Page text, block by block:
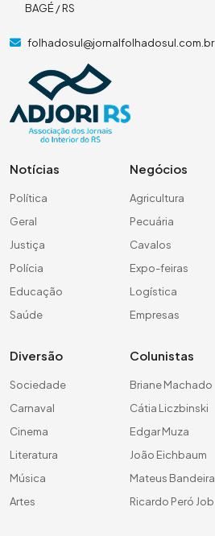
BAGÉ / RS
folhadosul@jornalfolhadosul.com.br
Notícias
Política
Geral
Justiça
Polícia
Educação
Saúde
Negócios
Agricultura
Pecuária
Cavalos
Expo-feiras
Logística
Empresas
Diversão
Sociedade
Carnaval
Cinema
Literatura
Música
Artes
Colunistas
Briane Machado
Cátia Liczbinski
Edgar Muza
João Eichbaum
Mateus Bandeira
Ricardo Peró Job